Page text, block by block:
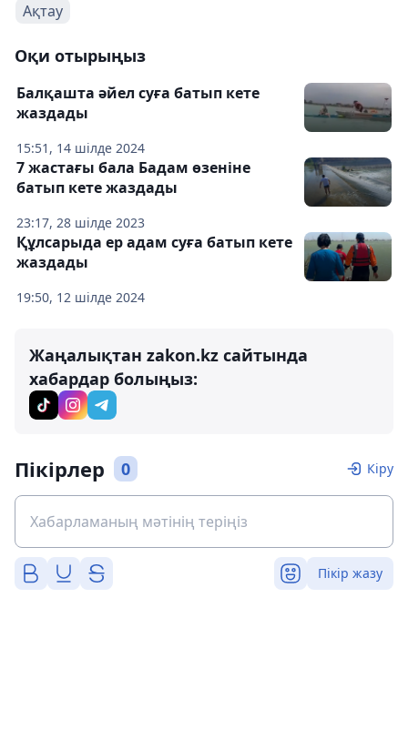
Ақтау
Оқи отырыңыз
15:51, 14 шілде 2024
Балқашта әйел суға батып кете
жаздады
23:17, 28 шілде 2023
7 жастағы бала Бадам өзеніне
батып кете жаздады
19:50, 12 шілде 2024
Құлсарыда ер адам суға батып кете
жаздады
Жаңалықтан zakon.kz сайтында
хабардар болыңыз:
Пікірлер 0 Кіру
Пікір жазу